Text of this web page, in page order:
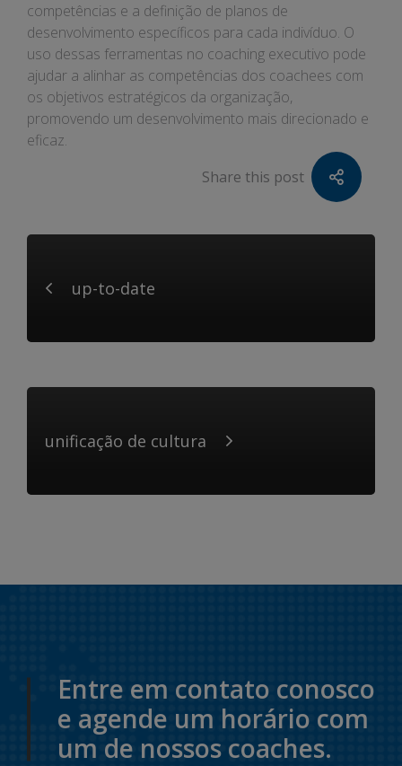
competências e a definição de planos de
desenvolvimento específicos para cada indivíduo. O
uso dessas ferramentas no coaching executivo pode
ajudar a alinhar as competências dos coachees com
os objetivos estratégicos da organização,
promovendo um desenvolvimento mais direcionado e
eficaz.
Share this post
up-to-date
unificação de cultura
Entre em contato conosco
e agende um horário com
um de nossos coaches.